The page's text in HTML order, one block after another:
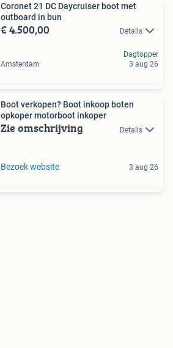
Coronet 21 DC Daycruiser boot met
outboard in bun
€ 4.500,00 Details
Amsterdam
Dagtopper
3 aug 26
Boot verkopen? Boot inkoop boten
opkoper motorboot inkoper
Zie omschrijving Details
Bezoek website 3 aug 26